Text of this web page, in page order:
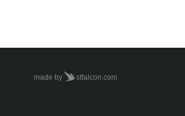
made by stfalcon.com